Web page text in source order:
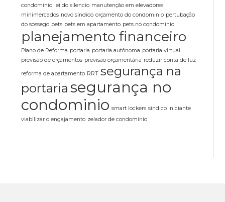
condomínio lei do silencio manutenção em elevadores
minimercados novo síndico orçamento do condominio pertubação
do sossego pets pets em apartamento pets no condomínio
planejamento financeiro
Plano de Reforma portaria portaria autônoma portaria virtual
previsão de orçamentos previsão orçamentária reduzir conta de luz
reforma de apartamento RRT segurança na
portaria segurança no
condominio smart lockers síndico iniciante
viabilizar o engajamento zelador de condomínio